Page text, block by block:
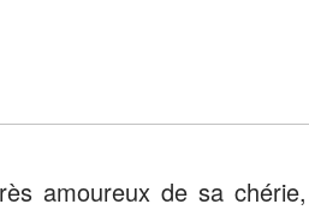
amoureux de sa chérie,